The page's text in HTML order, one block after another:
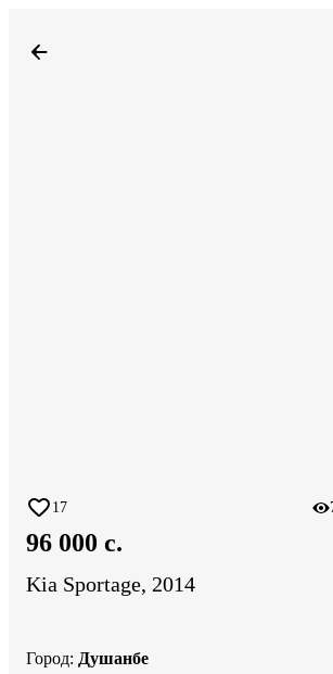
17
96 000 c.
Kia Sportage, 2014
Город: Душанбе